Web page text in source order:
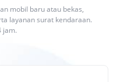
mobil baru atau bekas,
layanan surat kendaraan.
jam.